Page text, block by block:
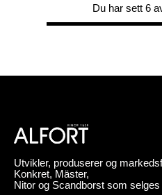
Du har sett 6
Utvikler, produserer og
Konkret, Mäster,
Nitor og Scandborst som